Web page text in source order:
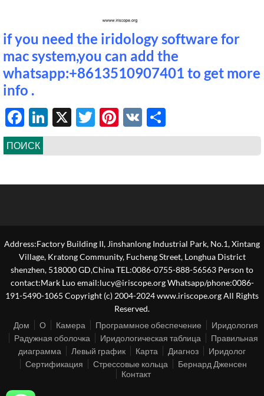
if you need the iridology software for
mac system,you can add the
whatsapp:+8613510907401 to get more
info .
Facebook
LinkedIn
X Twitter
Pinterest
VK
ПОИСК
Address:Factory Building II, Jinshanlong Industrial Park, No.1, Xintang
Village, Kratong Community, Fucheng Street, Longhua District
shenzhen, 518000 GD,China TEL:0086-0755-888-56563 Person to
contact:Mark Luo email:lucy@iriscope.org Whatsapp/phone:0086-
191-5490-1065 Copyright (c) 2004-2024 www.iriscope.org All Rights
Reserved.
Дом
О Камера Программное обеспечение
Иридология
Радужная оболочка
Иридологическая таблица
Правильная
диаграмма
Левый график Карта Диагноз
Иридолог
Сертификация
Стрессовые кольца
Бернард Дженсен
Контакт